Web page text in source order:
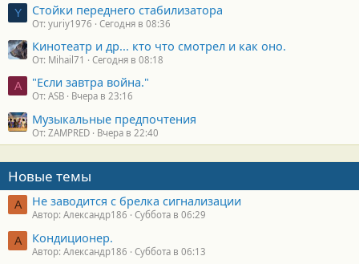
Y Стойки переднего стабилизатора
От: yuriy1976 Сегодня в 08:36
Кинотеатр и др... кто что смотрел и как оно.
От: Mihail71 Сегодня в 08:18
A "Если завтра война."
От: ASB Вчера в 23:16
Музыкальные предпочтения
От: ZAMPRED Вчера в 22:40
Новые темы
А Не заводится с брелка сигнализации
Автор: Александр186 Суббота в 06:29
А Кондиционер.
Автор: Александр186 Суббота в 06:13